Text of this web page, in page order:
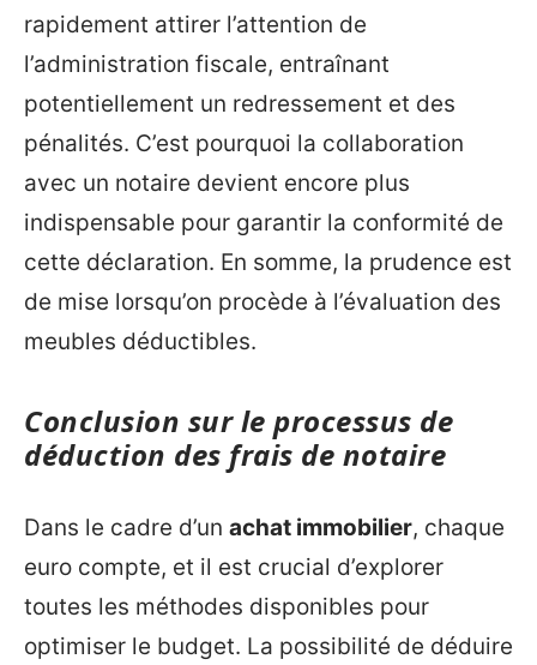
rapidement attirer l’attention de
l’administration fiscale, entraînant
potentiellement un redressement et des
pénalités. C’est pourquoi la collaboration
avec un notaire devient encore plus
indispensable pour garantir la conformité de
cette déclaration. En somme, la prudence est
de mise lorsqu’on procède à l’évaluation des
meubles déductibles.
Conclusion sur le processus de
déduction des frais de notaire
Dans le cadre d’un achat immobilier, chaque
euro compte, et il est crucial d’explorer
toutes les méthodes disponibles pour
optimiser le budget. La possibilité de déduire